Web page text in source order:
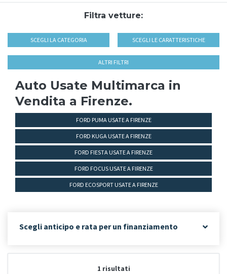
Filtra vetture:
SCEGLI LA CATEGORIA SCEGLI LE CARATTERISTICHE
ALTRI FILTRI
Auto Usate Multimarca in
Vendita a Firenze.
FORD PUMA USATE A FIRENZE
FORD KUGA USATE A FIRENZE
FORD FIESTA USATE A FIRENZE
FORD FOCUS USATE A FIRENZE
FORD ECOSPORT USATE A FIRENZE
Scegli anticipo e rata per un finanziamento
1 risultati